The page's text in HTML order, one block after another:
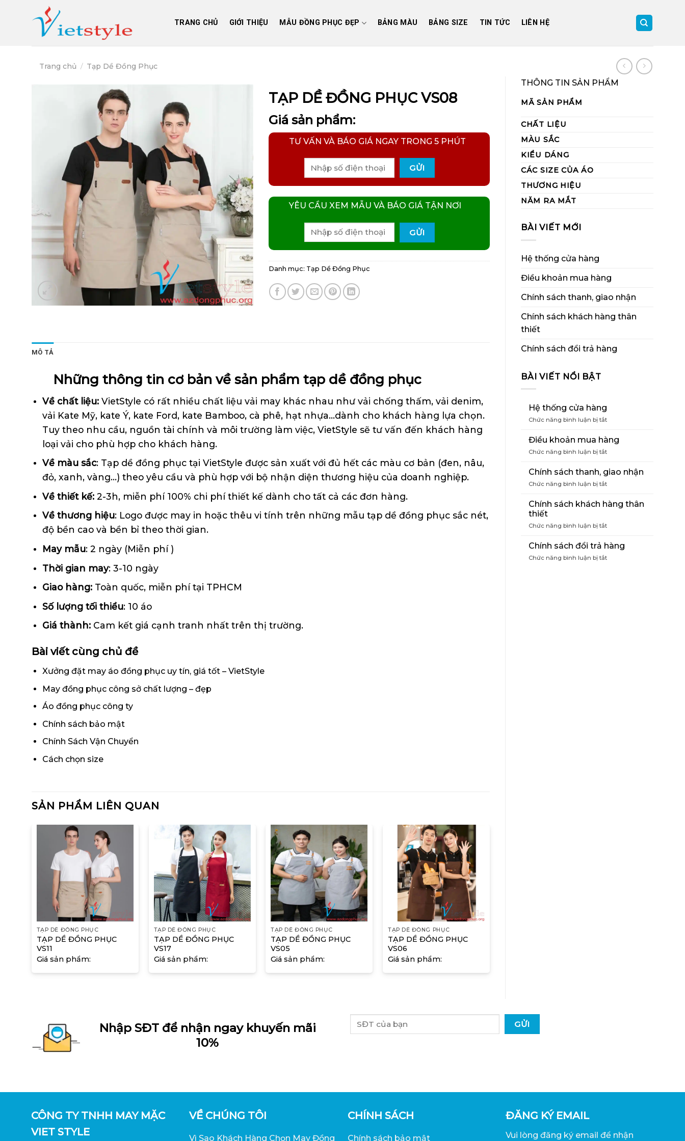
TRANG CHỦ GIỚI THIỆU MẪU ĐỒNG PHỤC ĐẸP BẢNG MÀU BẢNG SIZE TIN TỨC LIÊN HỆ
Trang chủ / Tạp Dề Đồng Phục
THÔNG TIN SẢN PHẨM
MÃ SẢN PHẨM
CHẤT LIỆU
MÀU SẮC
KIỂU DÁNG
CÁC SIZE CỦA ÁO
THƯƠNG HIỆU
NĂM RA MẮT
BÀI VIẾT MỚI
Hệ thống cửa hàng
Điều khoản mua hàng
Chính sách thanh, giao nhận
Chính sách khách hàng thân
thiết
Chính sách đổi trả hàng
BÀI VIẾT NỔI BẬT
Hệ thống cửa hàng
Chức năng bình luận bị tắtở
thống
cửa
hàng
Điều khoản mua hàng
Chức năng bình luận bị tắtở
khoản
mua
hàng
Chính sách thanh, giao nhận
Chức năng bình luận bị tắtở
sách
thanh,
nhận
Chính sách khách hàng thân
thiết
Chức năng bình luận bị tắtở
sách
khách
hàng
Chính sách đổi trả hàng
Chức năng bình luận bị tắtở
TẠP DỀ ĐỒNG PHỤC VS08
Giá sản phẩm:
TƯ VẤN VÀ BÁO GIÁ NGAY TRONG 5 PHÚT
YÊU CẦU XEM MẪU VÀ BÁO GIÁ TẬN NƠI
Danh mục: Tạp Dề Đồng Phục
MÔ TẢ
Những thông tin cơ bản về sản phẩm tạp dề đồng phục
Về chất liệu: VietStyle có rất nhiều chất liệu vải may khác nhau như vải chống thấm, vải denim,
vải Kate Mỹ, kate Ý, kate Ford, kate Bamboo, cà phê, hạt nhựa…dành cho khách hàng lựa chọn.
Tuy theo nhu cầu, nguồn tài chính và môi trường làm việc, VietStyle sẽ tư vấn đến khách hàng
loại vải cho phù hợp cho khách hàng.
Về màu sắc: Tạp dề đồng phục tại VietStyle được sản xuất với đủ hết các màu cơ bản (đen, nâu,
đỏ, xanh, vàng…) theo yêu cầu và phù hợp với bộ nhận diện thương hiệu của doanh nghiệp.
Về thiết kế:2-3h, miễn phí 100% chi phí thiết kế dành cho tất cả các đơn hàng.
Về thương hiệu: Logo được may in hoặc thêu vi tính trên những mẫu tạp dề đồng phục sắc nét,
độ bền cao và bền bỉ theo thời gian.
May mẫu: 2 ngày (Miễn phí )
Thời gian may: 3-10 ngày
Giao hàng:Toàn quốc, miễn phí tại TPHCM
Số lượng tối thiểu: 10 áo
Giá thành:Cam kết giá cạnh tranh nhất trên thị trường.
Bài viết cùng chủ đề
Xưởng đặt may áo đồng phục uy tín, giá tốt – VietStyle
May đồng phục công sở chất lượng – đẹp
Áo đồng phục công ty
Chính sách bảo mật
Chính Sách Vận Chuyển
Cách chọn size
SẢN PHẨM LIÊN QUAN
TẠP DỀ ĐỒNG PHỤC
TẠP DỀ ĐỒNG PHỤC
VS11
Giá sản phẩm:
TẠP DỀ ĐỒNG PHỤC
TẠP DỀ ĐỒNG PHỤC
VS17
Giá sản phẩm:
TẠP DỀ ĐỒNG PHỤC
TẠP DỀ ĐỒNG PHỤC
VS05
Giá sản phẩm:
TẠP DỀ ĐỒNG PHỤC
TẠP DỀ ĐỒNG PHỤC
VS06
Giá sản phẩm:
Nhập SĐT để nhận ngay khuyến mãi
10%
CÔNG TY TNHH MAY MẶC
VIET STYLE
VỀ CHÚNG TÔI
Vì Sao Khách Hàng Chọn May Đồng
CHÍNH SÁCH
Chính sách bảo mật
ĐĂNG KÝ EMAIL
Vui lòng đăng ký email để nhận